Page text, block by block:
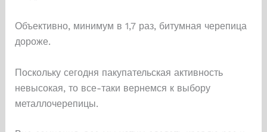
Объективно, минимум в 1,7 раз, битумная черепица
дороже.
Поскольку сегодня пакупательская активность
невысокая, то все-таки вернемся к выбору
металлочерепицы.